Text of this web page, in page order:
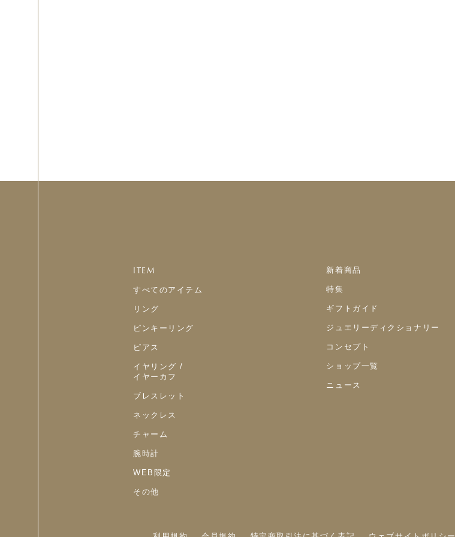
ITEM
すべてのアイテム
リング
ピンキーリング
ピアス
イヤリング /
イヤーカフ
ブレスレット
ネックレス
チャーム
腕時計
WEB限定
その他
新着商品
特集
ギフトガイド
ジュエリーディクショナリー
コンセプト
ショップ一覧
ニュース